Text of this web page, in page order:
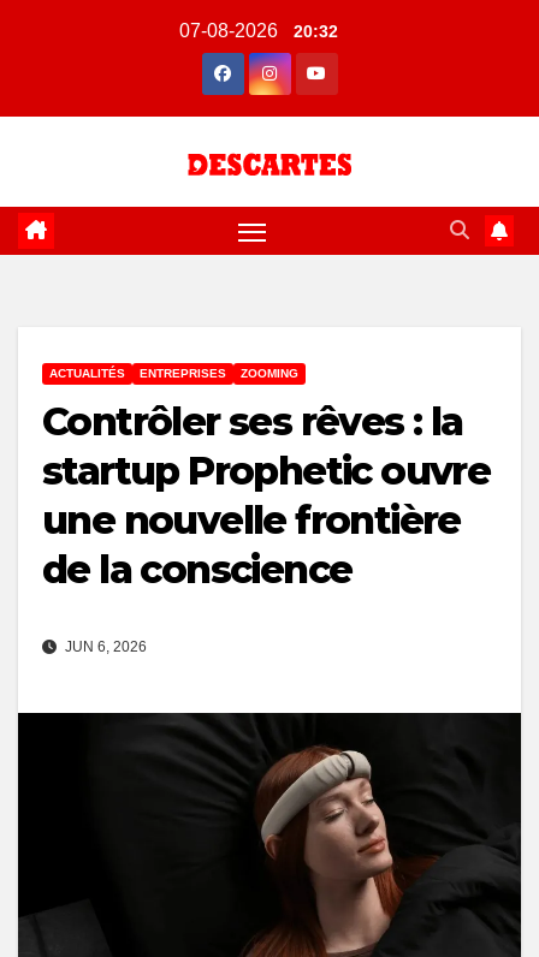
07-08-2026 20:32
ACTUALITÉS ENTREPRISES ZOOMING
Contrôler ses rêves : la
startup Prophetic ouvre
une nouvelle frontière
de la conscience
JUN 6, 2026